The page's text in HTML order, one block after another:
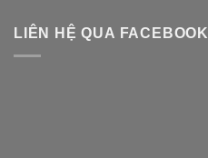
LIÊN HỆ QUA FACEBOOK